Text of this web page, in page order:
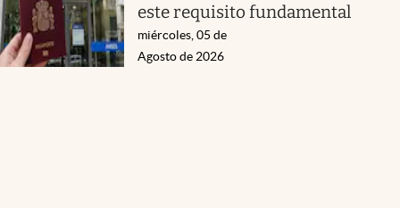
este requisito fundamental
miércoles, 05 de
Agosto de 2026